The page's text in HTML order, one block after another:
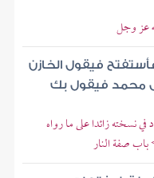
عز وجل
فيقول الخازن
محمد فيقول بك
في نسخته زائدا على ما رواه
باب صفة النار